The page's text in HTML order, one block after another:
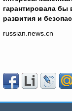
гарантировала бы
развития и
russian.news.cn